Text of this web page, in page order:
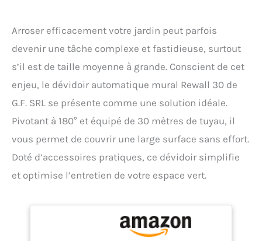
Arroser efficacement votre jardin peut parfois
devenir une tâche complexe et fastidieuse, surtout
s’il est de taille moyenne à grande. Conscient de cet
enjeu, le dévidoir automatique mural Rewall 30 de
G.F. SRL se présente comme une solution idéale.
Pivotant à 180° et équipé de 30 mètres de tuyau, il
vous permet de couvrir une large surface sans effort.
Doté d’accessoires pratiques, ce dévidoir simplifie
et optimise l’entretien de votre espace vert.